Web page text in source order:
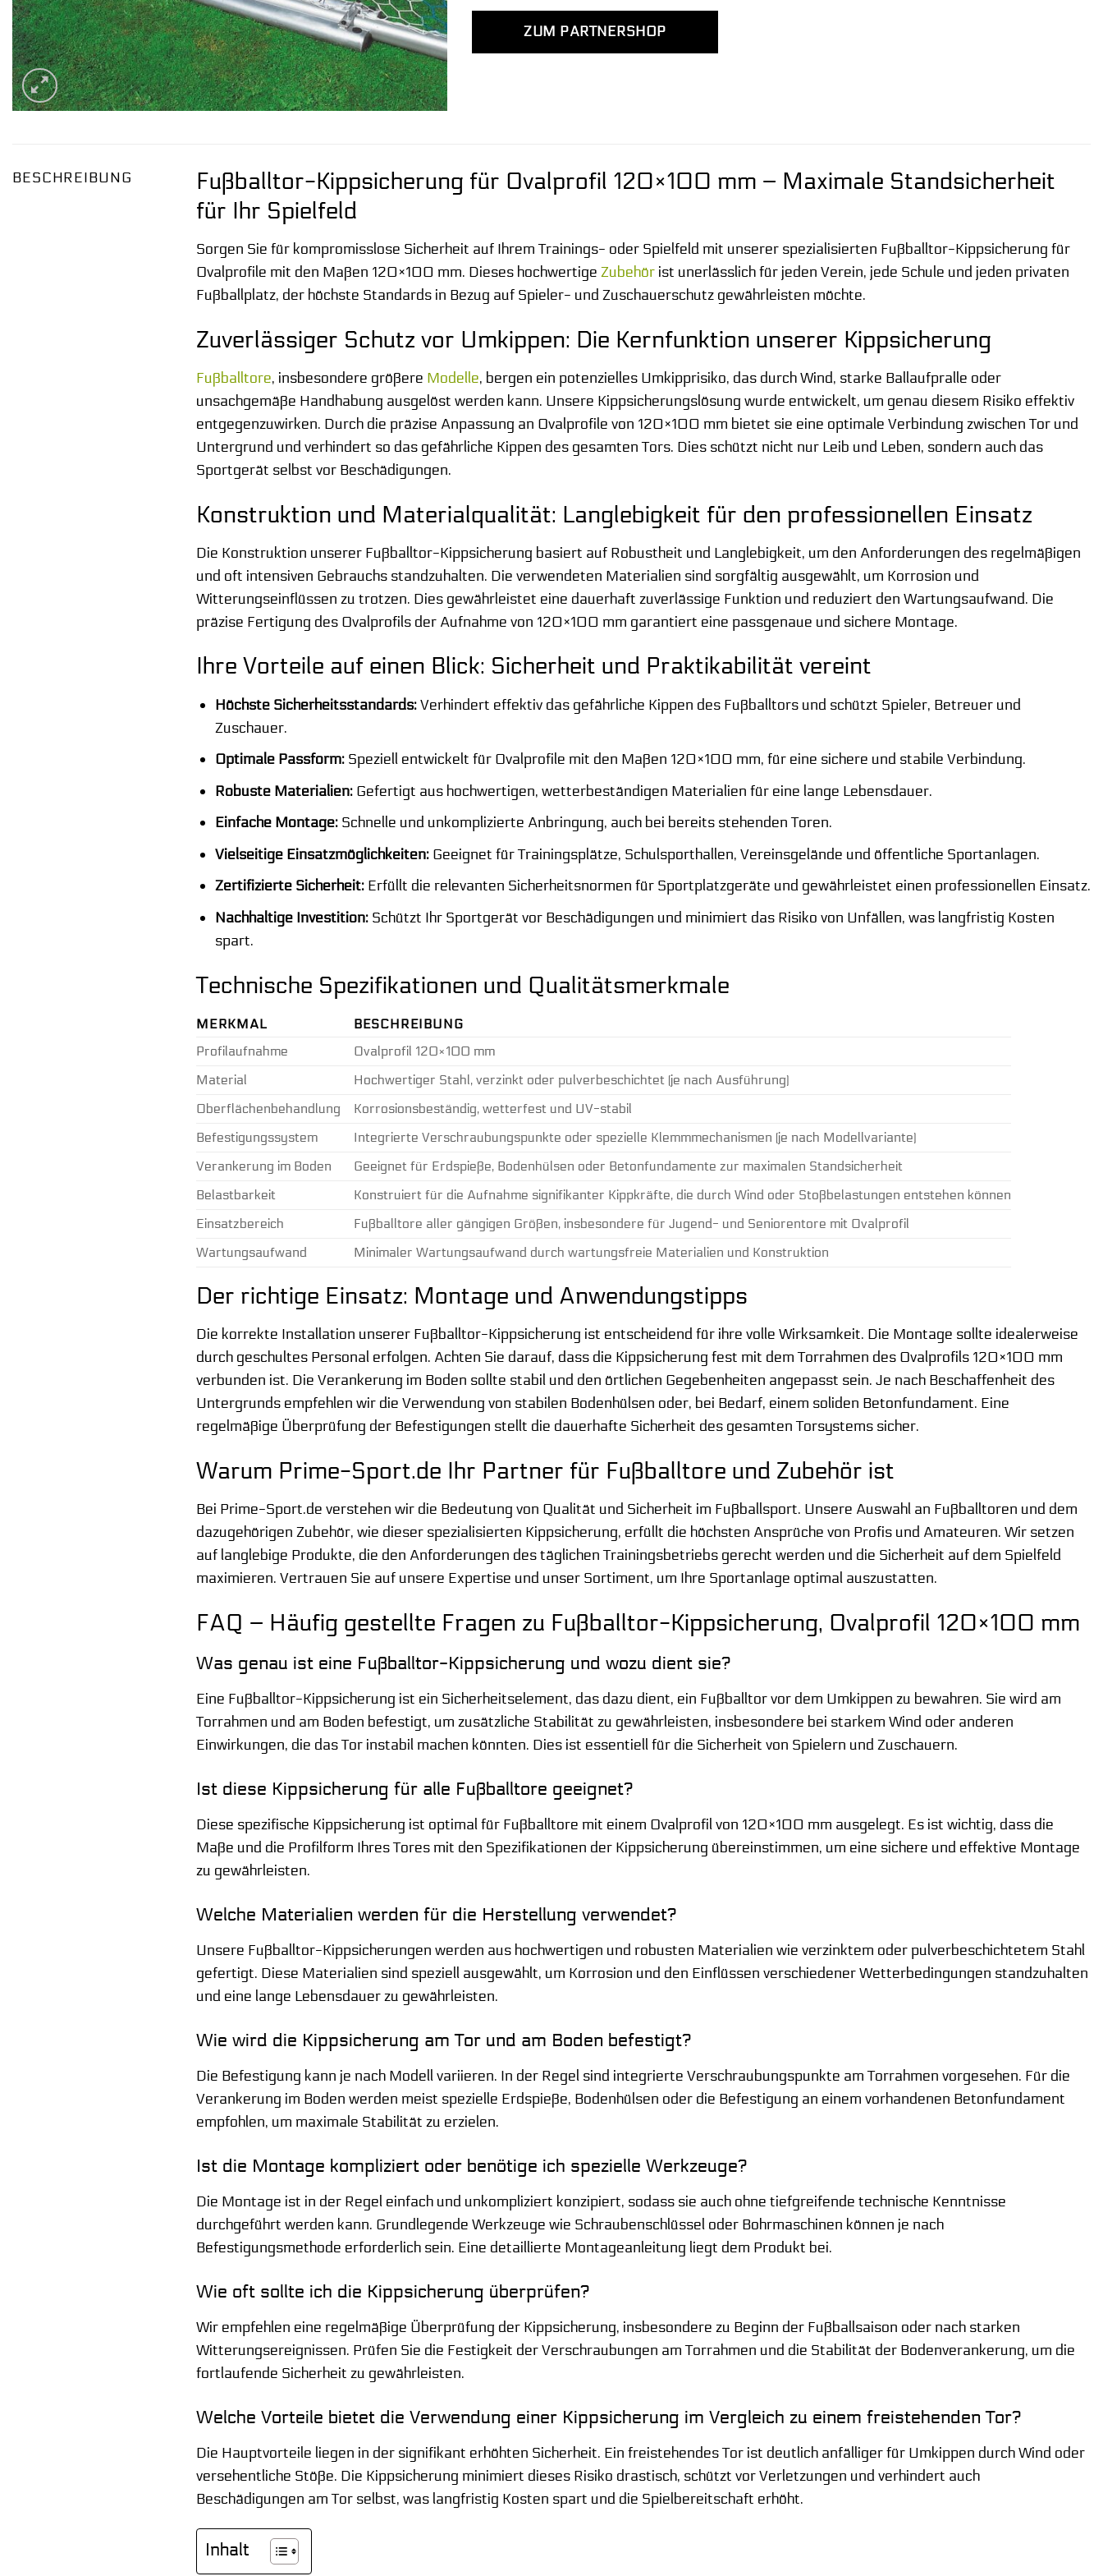
ZUM PARTNERSHOP
BESCHREIBUNG
Fußballtor-Kippsicherung für Ovalprofil 120×100 mm – Maximale Standsicherheit
für Ihr Spielfeld
Sorgen Sie für kompromisslose Sicherheit auf Ihrem Trainings- oder Spielfeld mit unserer spezialisierten Fußballtor-Kippsicherung für
Ovalprofile mit den Maßen 120×100 mm. Dieses hochwertige Zubehör ist unerlässlich für jeden Verein, jede Schule und jeden privaten
Fußballplatz, der höchste Standards in Bezug auf Spieler- und Zuschauerschutz gewährleisten möchte.
Zuverlässiger Schutz vor Umkippen: Die Kernfunktion unserer Kippsicherung
Fußballtore, insbesondere größere Modelle, bergen ein potenzielles Umkipprisiko, das durch Wind, starke Ballaufpralle oder
unsachgemäße Handhabung ausgelöst werden kann. Unsere Kippsicherungslösung wurde entwickelt, um genau diesem Risiko effektiv
entgegenzuwirken. Durch die präzise Anpassung an Ovalprofile von 120×100 mm bietet sie eine optimale Verbindung zwischen Tor und
Untergrund und verhindert so das gefährliche Kippen des gesamten Tors. Dies schützt nicht nur Leib und Leben, sondern auch das
Sportgerät selbst vor Beschädigungen.
Konstruktion und Materialqualität: Langlebigkeit für den professionellen Einsatz
Die Konstruktion unserer Fußballtor-Kippsicherung basiert auf Robustheit und Langlebigkeit, um den Anforderungen des regelmäßigen
und oft intensiven Gebrauchs standzuhalten. Die verwendeten Materialien sind sorgfältig ausgewählt, um Korrosion und
Witterungseinflüssen zu trotzen. Dies gewährleistet eine dauerhaft zuverlässige Funktion und reduziert den Wartungsaufwand. Die
präzise Fertigung des Ovalprofils der Aufnahme von 120×100 mm garantiert eine passgenaue und sichere Montage.
Ihre Vorteile auf einen Blick: Sicherheit und Praktikabilität vereint
Höchste Sicherheitsstandards:Verhindert effektiv das gefährliche Kippen des Fußballtors und schützt Spieler, Betreuer und
Zuschauer.
Optimale Passform:Speziell entwickelt für Ovalprofile mit den Maßen 120×100 mm, für eine sichere und stabile Verbindung.
Robuste Materialien:Gefertigt aus hochwertigen, wetterbeständigen Materialien für eine lange Lebensdauer.
Einfache Montage:Schnelle und unkomplizierte Anbringung, auch bei bereits stehenden Toren.
Vielseitige Einsatzmöglichkeiten:Geeignet für Trainingsplätze, Schulsporthallen, Vereinsgelände und öffentliche Sportanlagen.
Zertifizierte Sicherheit:Erfüllt die relevanten Sicherheitsnormen für Sportplatzgeräte und gewährleistet einen professionellen Einsatz.
Nachhaltige Investition:Schützt Ihr Sportgerät vor Beschädigungen und minimiert das Risiko von Unfällen, was langfristig Kosten
spart.
Technische Spezifikationen und Qualitätsmerkmale
MERKMAL
BESCHREIBUNG
Profilaufnahme
Ovalprofil 120×100 mm
Material
Hochwertiger Stahl, verzinkt oder pulverbeschichtet (je nach Ausführung)
Oberflächenbehandlung
Korrosionsbeständig, wetterfest und UV-stabil
Befestigungssystem
Integrierte Verschraubungspunkte oder spezielle Klemmmechanismen (je nach Modellvariante)
Verankerung im Boden
Geeignet für Erdspieße, Bodenhülsen oder Betonfundamente zur maximalen Standsicherheit
Belastbarkeit
Konstruiert für die Aufnahme signifikanter Kippkräfte, die durch Wind oder Stoßbelastungen entstehen können
Einsatzbereich
Fußballtore aller gängigen Größen, insbesondere für Jugend- und Seniorentore mit Ovalprofil
Wartungsaufwand
Minimaler Wartungsaufwand durch wartungsfreie Materialien und Konstruktion
Der richtige Einsatz: Montage und Anwendungstipps
Die korrekte Installation unserer Fußballtor-Kippsicherung ist entscheidend für ihre volle Wirksamkeit. Die Montage sollte idealerweise
durch geschultes Personal erfolgen. Achten Sie darauf, dass die Kippsicherung fest mit dem Torrahmen des Ovalprofils 120×100 mm
verbunden ist. Die Verankerung im Boden sollte stabil und den örtlichen Gegebenheiten angepasst sein. Je nach Beschaffenheit des
Untergrunds empfehlen wir die Verwendung von stabilen Bodenhülsen oder, bei Bedarf, einem soliden Betonfundament. Eine
regelmäßige Überprüfung der Befestigungen stellt die dauerhafte Sicherheit des gesamten Torsystems sicher.
Warum Prime-Sport.de Ihr Partner für Fußballtore und Zubehör ist
Bei Prime-Sport.de verstehen wir die Bedeutung von Qualität und Sicherheit im Fußballsport. Unsere Auswahl an Fußballtoren und dem
dazugehörigen Zubehör, wie dieser spezialisierten Kippsicherung, erfüllt die höchsten Ansprüche von Profis und Amateuren. Wir setzen
auf langlebige Produkte, die den Anforderungen des täglichen Trainingsbetriebs gerecht werden und die Sicherheit auf dem Spielfeld
maximieren. Vertrauen Sie auf unsere Expertise und unser Sortiment, um Ihre Sportanlage optimal auszustatten.
FAQ – Häufig gestellte Fragen zu Fußballtor-Kippsicherung, Ovalprofil 120×100 mm
Was genau ist eine Fußballtor-Kippsicherung und wozu dient sie?
Eine Fußballtor-Kippsicherung ist ein Sicherheitselement, das dazu dient, ein Fußballtor vor dem Umkippen zu bewahren. Sie wird am
Torrahmen und am Boden befestigt, um zusätzliche Stabilität zu gewährleisten, insbesondere bei starkem Wind oder anderen
Einwirkungen, die das Tor instabil machen könnten. Dies ist essentiell für die Sicherheit von Spielern und Zuschauern.
Ist diese Kippsicherung für alle Fußballtore geeignet?
Diese spezifische Kippsicherung ist optimal für Fußballtore mit einem Ovalprofil von 120×100 mm ausgelegt. Es ist wichtig, dass die
Maße und die Profilform Ihres Tores mit den Spezifikationen der Kippsicherung übereinstimmen, um eine sichere und effektive Montage
zu gewährleisten.
Welche Materialien werden für die Herstellung verwendet?
Unsere Fußballtor-Kippsicherungen werden aus hochwertigen und robusten Materialien wie verzinktem oder pulverbeschichtetem Stahl
gefertigt. Diese Materialien sind speziell ausgewählt, um Korrosion und den Einflüssen verschiedener Wetterbedingungen standzuhalten
und eine lange Lebensdauer zu gewährleisten.
Wie wird die Kippsicherung am Tor und am Boden befestigt?
Die Befestigung kann je nach Modell variieren. In der Regel sind integrierte Verschraubungspunkte am Torrahmen vorgesehen. Für die
Verankerung im Boden werden meist spezielle Erdspieße, Bodenhülsen oder die Befestigung an einem vorhandenen Betonfundament
empfohlen, um maximale Stabilität zu erzielen.
Ist die Montage kompliziert oder benötige ich spezielle Werkzeuge?
Die Montage ist in der Regel einfach und unkompliziert konzipiert, sodass sie auch ohne tiefgreifende technische Kenntnisse
durchgeführt werden kann. Grundlegende Werkzeuge wie Schraubenschlüssel oder Bohrmaschinen können je nach
Befestigungsmethode erforderlich sein. Eine detaillierte Montageanleitung liegt dem Produkt bei.
Wie oft sollte ich die Kippsicherung überprüfen?
Wir empfehlen eine regelmäßige Überprüfung der Kippsicherung, insbesondere zu Beginn der Fußballsaison oder nach starken
Witterungsereignissen. Prüfen Sie die Festigkeit der Verschraubungen am Torrahmen und die Stabilität der Bodenverankerung, um die
fortlaufende Sicherheit zu gewährleisten.
Welche Vorteile bietet die Verwendung einer Kippsicherung im Vergleich zu einem freistehenden Tor?
Die Hauptvorteile liegen in der signifikant erhöhten Sicherheit. Ein freistehendes Tor ist deutlich anfälliger für Umkippen durch Wind oder
versehentliche Stöße. Die Kippsicherung minimiert dieses Risiko drastisch, schützt vor Verletzungen und verhindert auch
Beschädigungen am Tor selbst, was langfristig Kosten spart und die Spielbereitschaft erhöht.
Inhalt